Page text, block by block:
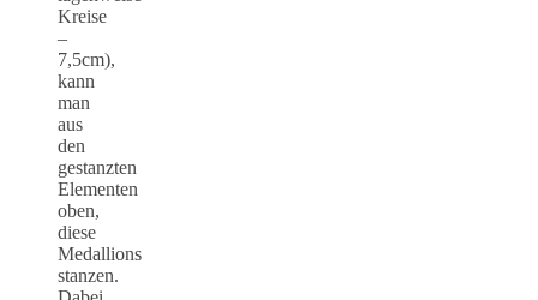
Kreise
–
7,5cm),
kann
man
aus
den
gestanzten
Elementen
oben,
diese
Medallions
stanzen.